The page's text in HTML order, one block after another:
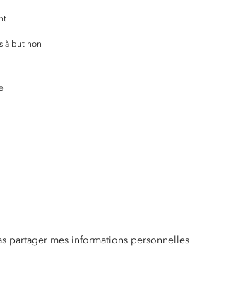
à but non
partager mes informations personnelles